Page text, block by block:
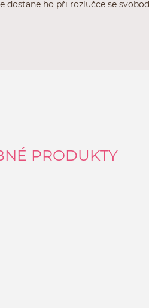
dostane ho při rozlučce se
PRODUKTY